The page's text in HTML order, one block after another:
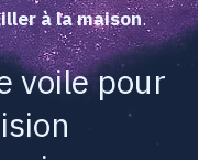
à la maison.
voile pour